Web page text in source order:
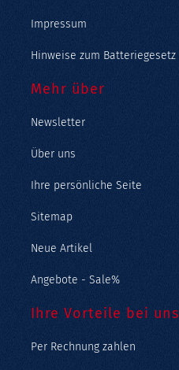
Impressum
Hinweise zum Batteriegesetz
Mehr über
Newsletter
Über uns
Ihre persönliche Seite
Sitemap
Neue Artikel
Angebote - Sale%
Ihre Vorteile bei uns
Per Rechnung zahlen